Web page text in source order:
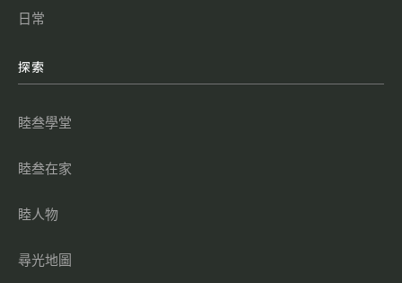
日常
探索
睦叁學堂
睦叁在家
睦人物
尋光地圖